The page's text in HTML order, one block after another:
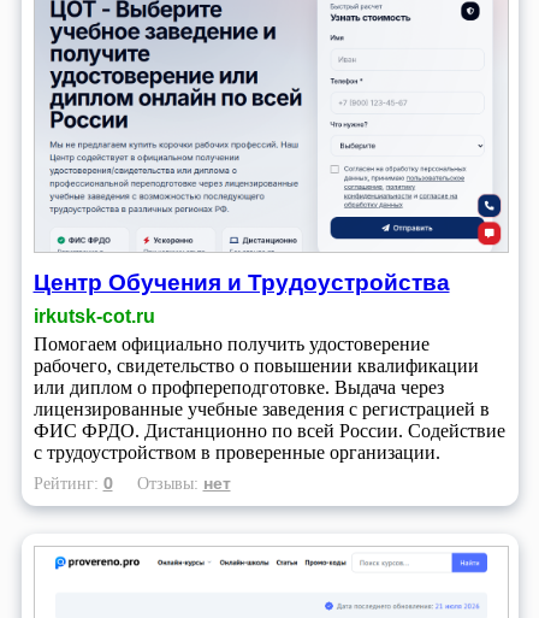
Центр Обучения и Трудоустройства
irkutsk-cot.ru
Помогаем официально получить удостоверение
рабочего, свидетельство о повышении квалификации
или диплом о профпереподготовке. Выдача через
лицензированные учебные заведения с регистрацией в
ФИС ФРДО. Дистанционно по всей России. Содействие
с трудоустройством в проверенные организации.
Рейтинг: 0 Отзывы: нет